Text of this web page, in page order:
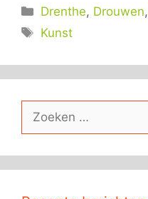
Categorieën
Drenthe, Drouwen,
Tags
Kunst
naar: